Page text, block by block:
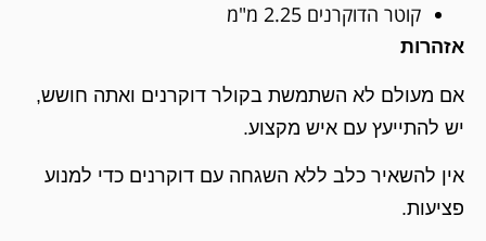
קוטר הדוקרנים 2.25 מ"מ
אזהרות
אם מעולם לא השתמשת בקולר דוקרנים ואתה חושש,
יש להתייעץ עם איש מקצוע.
אין להשאיר כלב ללא השגחה עם דוקרנים כדי למנוע
פציעות.